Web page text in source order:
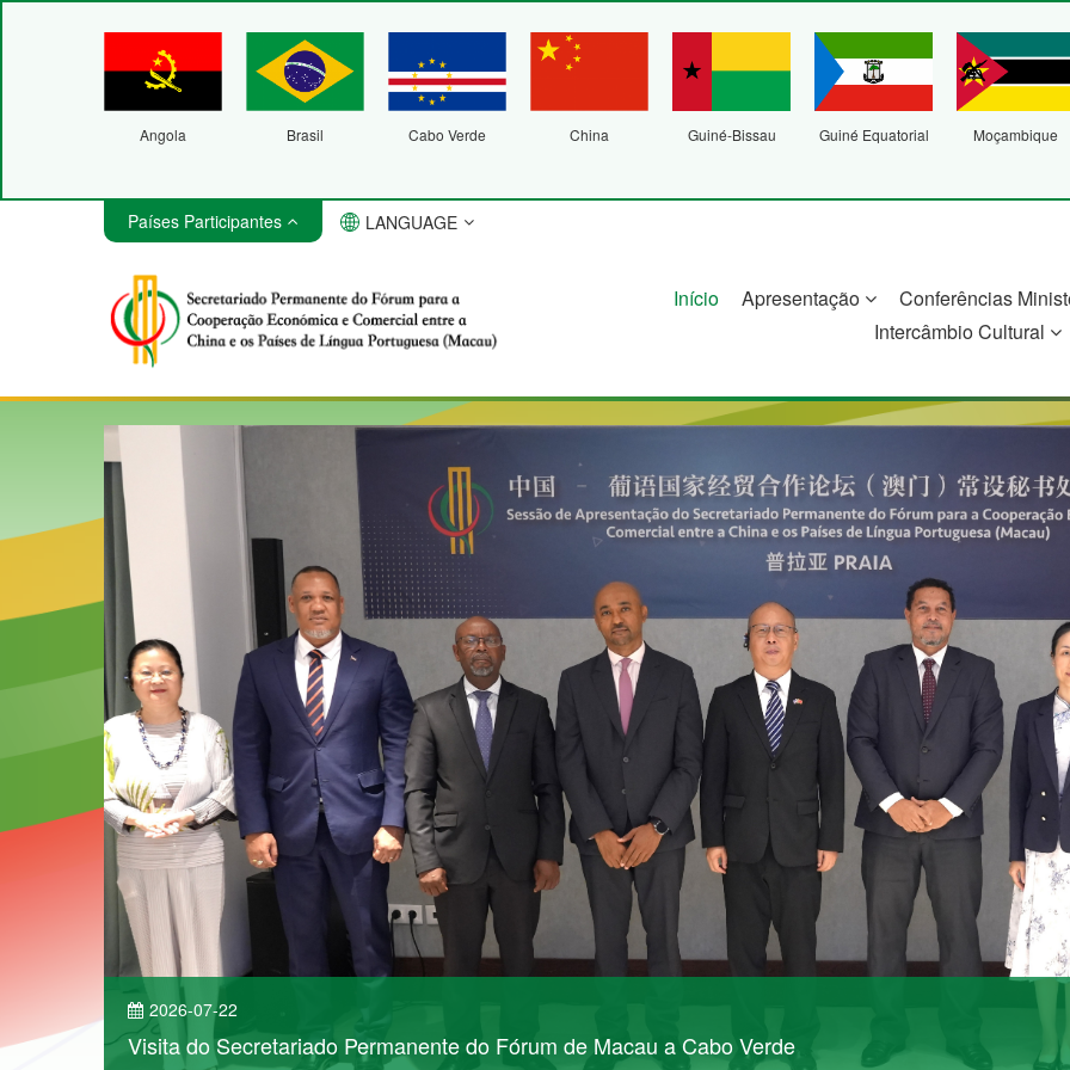
Angola Brasil Cabo Verde China Guiné-Bissau Guiné Equatorial Moçambique
Países Participantes LANGUAGE
Início Apresentação Conferências
Intercâmbio Cultural
2026-07-22
Visita do Secretariado Permanente do Fórum de Macau a Cabo Verde